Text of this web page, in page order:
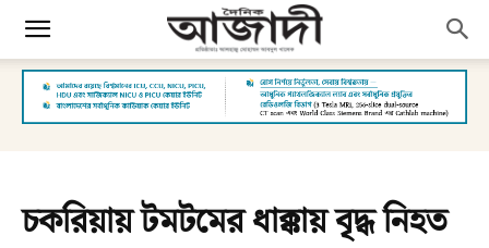
চকরিয়ায় টমটমের ধাক্কায় বৃদ্ধ নিহত